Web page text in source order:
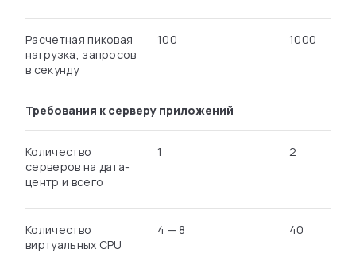
Расчетная пиковая
нагрузка, запросов
в секунду
100 1000
Требования к серверу приложений
Количество
серверов на дата-
центр и всего
1 2
Количество
виртуальных CPU
4 — 8 40